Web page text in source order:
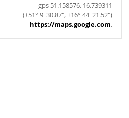
gps 51.158576, 16.739311
(+51° 9' 30.87", +16° 44' 21.52")
https://maps.google.com.